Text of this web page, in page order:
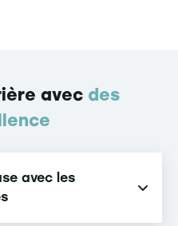
avec des
avec les